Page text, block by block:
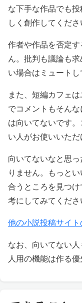
な下手な作品でも
しく創作してくださ
作者や作品を否定
ん。批判も議論も
い場合はミュートし
また、短編カフェ
でコメントもそん
は向いてないです
い人がお使いいただ
向いてないなと思
りません。もっと
合うところを見つ
考にしてみてくださ
他の小説投稿サイ
なお、向いてない
人用の機能は作る優